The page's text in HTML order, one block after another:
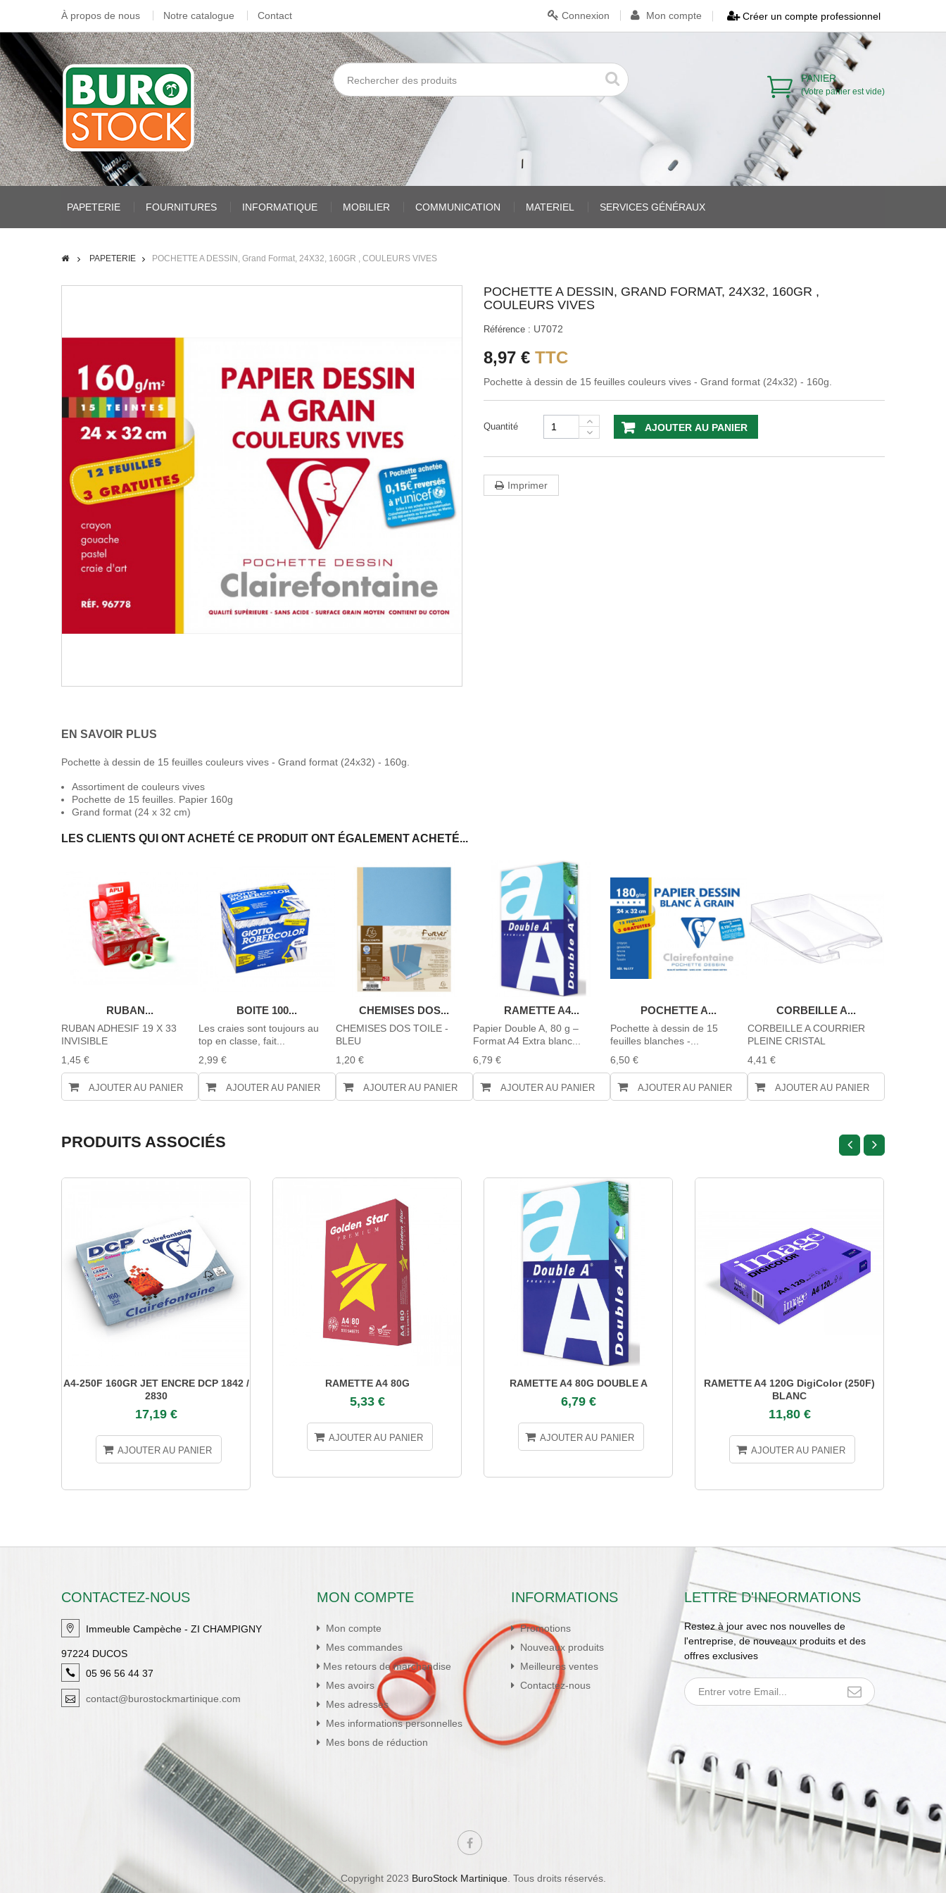
À propos de nous Notre catalogue Contact Créer un compte professionnel
Mon compte
Connexion
PANIER
(Votre panier est vide)
PAPETERIE FOURNITURES INFORMATIQUE MOBILIER COMMUNICATION MATERIEL SERVICES GÉNÉRAUX
PAPETERIE POCHETTE A DESSIN, Grand Format, 24X32, 160GR , COULEURS VIVES
POCHETTE A DESSIN, GRAND FORMAT, 24X32, 160GR ,
COULEURS VIVES
Référence : U7072
8,97 € TTC
Pochette à dessin de 15 feuilles couleurs vives - Grand format (24x32) - 160g.
Quantité AJOUTER AU PANIER
Imprimer
EN SAVOIR PLUS
Pochette à dessin de 15 feuilles couleurs vives - Grand format (24x32) - 160g.
Assortiment de couleurs vives
Pochette de 15 feuilles. Papier 160g
Grand format (24 x 32 cm)
LES CLIENTS QUI ONT ACHETÉ CE PRODUIT ONT ÉGALEMENT ACHETÉ...
RUBAN...
RUBAN ADHESIF 19 X 33
INVISIBLE
1,45 €
AJOUTER AU PANIER
BOITE 100...
Les craies sont toujours au
top en classe, fait...
2,99 €
AJOUTER AU PANIER
CHEMISES DOS...
CHEMISES DOS TOILE -
BLEU
1,20 €
AJOUTER AU PANIER
RAMETTE A4...
Papier Double A, 80 g –
Format A4 Extra blanc...
6,79 €
AJOUTER AU PANIER
POCHETTE A...
Pochette à dessin de 15
feuilles blanches -...
6,50 €
AJOUTER AU PANIER
CORBEILLE A...
CORBEILLE A COURRIER
PLEINE CRISTAL
4,41 €
AJOUTER AU PANIER
PRODUITS ASSOCIÉS
A4-250F 160GR JET ENCRE DCP 1842 /
2830
17,19 €
AJOUTER AU PANIER
RAMETTE A4 80G
5,33 €
AJOUTER AU PANIER
RAMETTE A4 80G DOUBLE A
6,79 €
AJOUTER AU PANIER
RAMETTE A4 120G DigiColor (250F)
BLANC
11,80 €
AJOUTER AU PANIER
CONTACTEZ-NOUS
Immeuble Campèche - ZI CHAMPIGNY
97224 DUCOS
05 96 56 44 37
contact@burostockmartinique.com
MON COMPTE
Mon compte
Mes commandes
Mes retours de marchandise
Mes avoirs
Mes adresses
Mes informations personnelles
Mes bons de réduction
INFORMATIONS
Promotions
Nouveaux produits
Meilleures ventes
Contactez-nous
LETTRE D'INFORMATIONS
Restez à jour avec nos nouvelles de
l'entreprise, de nouveaux produits et des
offres exclusives
Copyright 2023 BuroStock Martinique. Tous droits réservés.